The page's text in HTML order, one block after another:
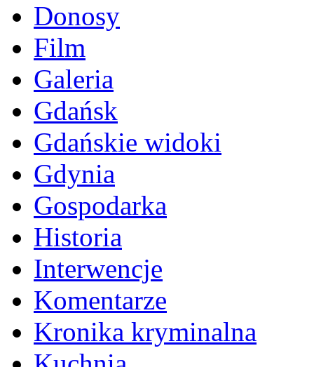
Donosy
Film
Galeria
Gdańsk
Gdańskie widoki
Gdynia
Gospodarka
Historia
Interwencje
Komentarze
Kronika kryminalna